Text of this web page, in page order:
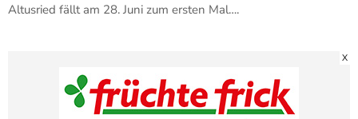
Altusried fällt am 28. Juni zum ersten Mal….
X